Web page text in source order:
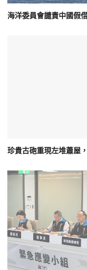
海洋委員會譴責中國假
珍貴古砲重現左堆蕭屋